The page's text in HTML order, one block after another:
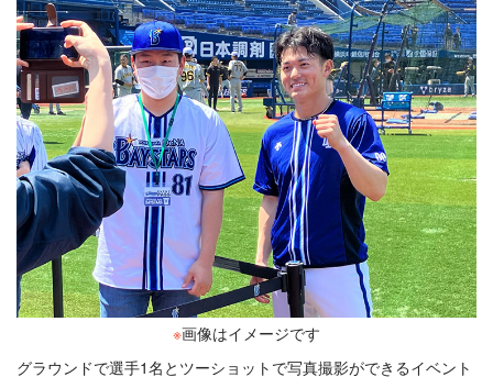
※画像はイメージです
グラウンドで選手1名とツーショットで写真撮影ができるイベント